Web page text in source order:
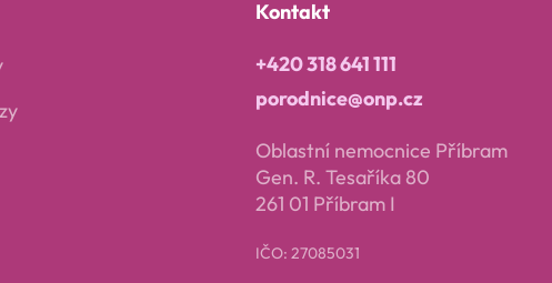
Kontakt
+420 318 641 111
porodnice@onp.cz
Oblastní nemocnice Příbram
Gen. R. Tesaříka 80
261 01 Příbram I
IČO: 27085031